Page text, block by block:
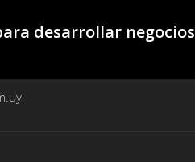
desarrollar negocios